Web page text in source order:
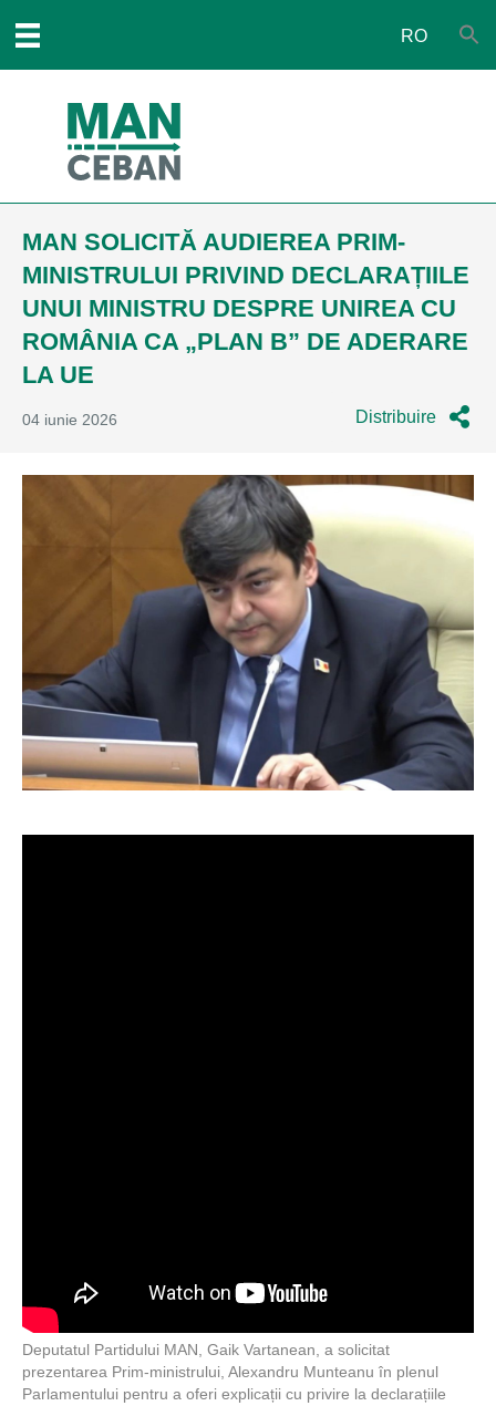
RO
MAN SOLICITĂ AUDIEREA PRIM-
MINISTRULUI PRIVIND DECLARAȚIILE
UNUI MINISTRU DESPRE UNIREA CU
ROMÂNIA CA „PLAN B” DE ADERARE
LA UE
04 iunie 2026 Distribuire
Deputatul Partidului MAN, Gaik Vartanean, a solicitat
prezentarea Prim-ministrului, Alexandru Munteanu în plenul
Parlamentului pentru a oferi explicații cu privire la declarațiile